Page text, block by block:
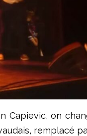
Capievic, on
remplacé